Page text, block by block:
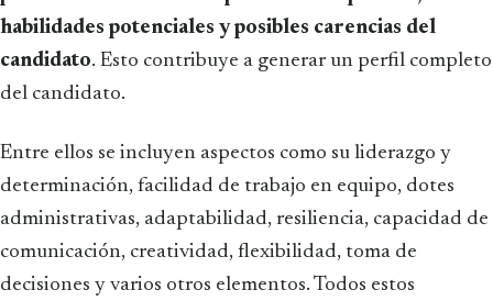
habilidades potenciales y posibles carencias del
candidato. Esto contribuye a generar un perfil completo
del candidato.
Entre ellos se incluyen aspectos como su liderazgo y
determinación, facilidad de trabajo en equipo, dotes
administrativas, adaptabilidad, resiliencia, capacidad de
comunicación, creatividad, flexibilidad, toma de
decisiones y varios otros elementos. Todos estos